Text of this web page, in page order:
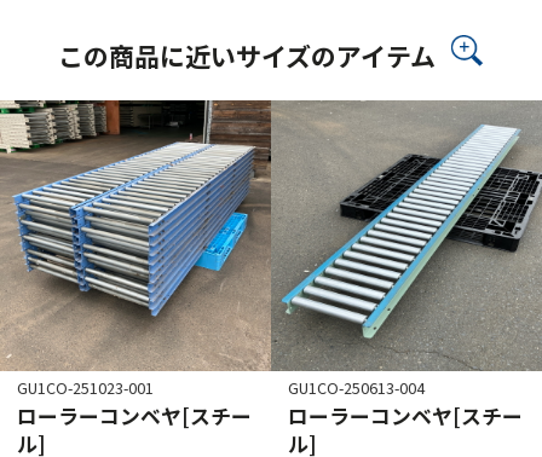
この商品に近いサイズのアイテム
GU1CO-251023-001
ローラーコンベヤ[スチー
ル]
GU1CO-250613-004
ローラーコンベヤ[スチー
ル]